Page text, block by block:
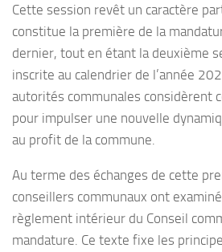
Cette session revêt un caractère
constitue la première de la
dernier, tout en étant la deuxième
inscrite au calendrier de l’année
autorités communales considèrent
pour impulser une nouvelle
au profit de la commune.
Au terme des échanges de cette
conseillers communaux ont
règlement intérieur du Conseil
mandature. Ce texte fixe les